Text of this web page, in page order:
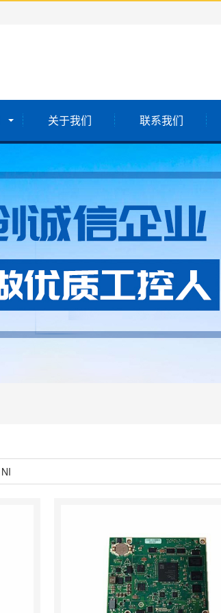
关于我们 联系我们
NI